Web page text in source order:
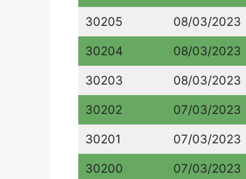
30205 08/03/2023
30204 08/03/2023
30203 08/03/2023
30202 07/03/2023
30201 07/03/2023
30200 07/03/2023